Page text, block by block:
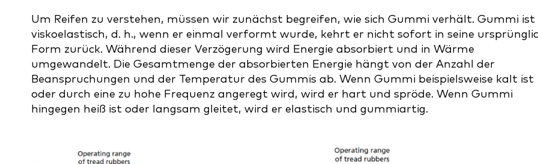
Um Reifen zu verstehen, müssen wir zunächst begreifen, wie sich Gummi verhält. Gummi ist
viskoelastisch, d. h., wenn er einmal verformt wurde, kehrt er nicht sofort in seine
Form zurück. Während dieser Verzögerung wird Energie absorbiert und in Wärme
umgewandelt. Die Gesamtmenge der absorbierten Energie hängt von der Anzahl der
Beanspruchungen und der Temperatur des Gummis ab. Wenn Gummi beispielsweise kalt ist
oder durch eine zu hohe Frequenz angeregt wird, wird er hart und spröde. Wenn Gummi
hingegen heiß ist oder langsam gleitet, wird er elastisch und gummiartig.